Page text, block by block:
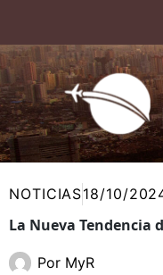
contenido
NOTICIAS18/10/
La Nueva Tendencia
Por MyR